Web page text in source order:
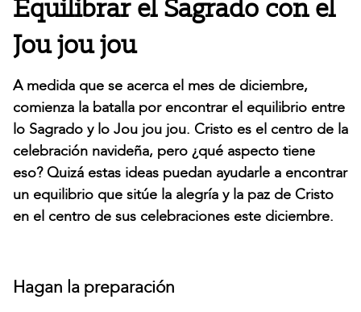
Jou jou jou
A medida que se acerca el mes de diciembre,
comienza la batalla por encontrar el equilibrio entre
lo Sagrado y lo Jou jou jou. Cristo es el centro de la
celebración navideña, pero ¿qué aspecto tiene
eso? Quizá estas ideas puedan ayudarle a encontrar
un equilibrio que sitúe la alegría y la paz de Cristo
en el centro de sus celebraciones este diciembre.
Hagan la preparación